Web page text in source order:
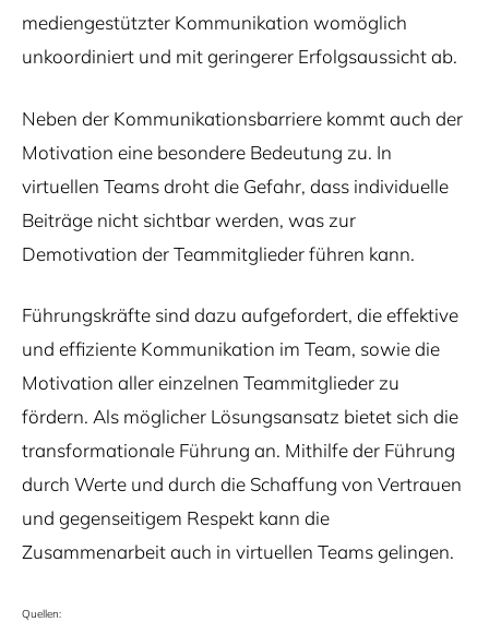
mediengestützter Kommunikation womöglich
unkoordiniert und mit geringerer Erfolgsaussicht ab.
Neben der Kommunikationsbarriere kommt auch der
Motivation eine besondere Bedeutung zu. In
virtuellen Teams droht die Gefahr, dass individuelle
Beiträge nicht sichtbar werden, was zur
Demotivation der Teammitglieder führen kann.
Führungskräfte sind dazu aufgefordert, die effektive
und effiziente Kommunikation im Team, sowie die
Motivation aller einzelnen Teammitglieder zu
fördern. Als möglicher Lösungsansatz bietet sich die
transformationale Führung an. Mithilfe der Führung
durch Werte und durch die Schaffung von Vertrauen
und gegenseitigem Respekt kann die
Zusammenarbeit auch in virtuellen Teams gelingen.
Quellen: